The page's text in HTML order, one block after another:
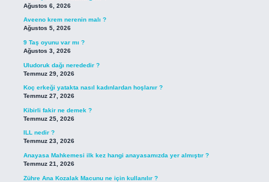
Ağustos 6, 2026
Aveeno krem nerenin malı ?
Ağustos 5, 2026
9 Taş oyunu var mı ?
Ağustos 3, 2026
Uludoruk dağı nerededir ?
Temmuz 29, 2026
Koç erkeği yatakta nasıl kadınlardan hoşlanır ?
Temmuz 27, 2026
Kibirli fakir ne demek ?
Temmuz 25, 2026
ILL nedir ?
Temmuz 23, 2026
Anayasa Mahkemesi ilk kez hangi anayasamızda yer almıştır ?
Temmuz 21, 2026
Zühre Ana Kozalak Macunu ne için kullanılır ?